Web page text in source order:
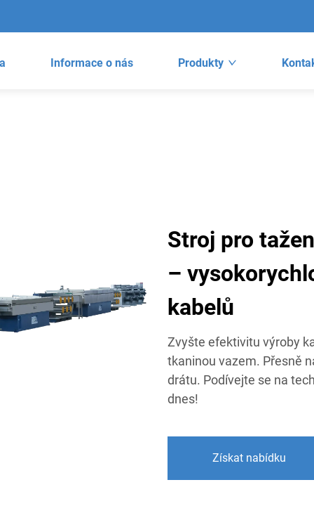
Informace o nás Produkty
Stroj pro
–
kabelů
Zvyšte efektivitu výroby
tkaninou vazem. Přesně
drátu. Podívejte se na
dnes!
Získat nabídku